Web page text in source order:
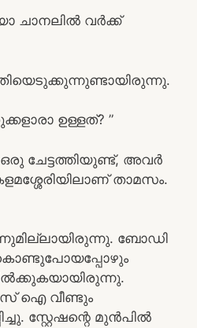
ചാനലിൽ വർക്ക്
ഉള്ളത്? ”
ചേട്ടത്തിയുണ്ട്, അവർ
താമസം.
ബോഡി
കൊണ്ടുപോയപ്പോഴും
ഐ വീണ്ടും
സ്റ്റേഷന്റെ മുൻപിൽ